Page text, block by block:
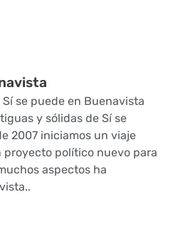
se puede en Buenavista
y sólidas de Sí se
2007 iniciamos un viaje
proyecto político nuevo para
aspectos ha